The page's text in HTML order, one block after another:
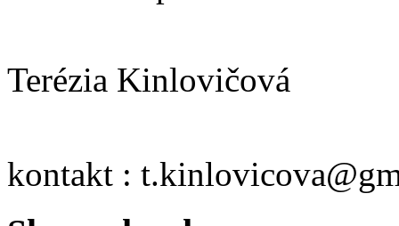
Terézia Kinlovičová
kontakt :